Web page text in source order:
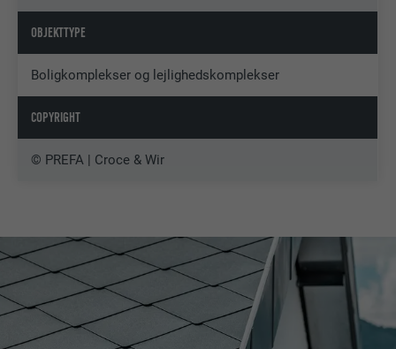
OBJEKTTYPE
Boligkomplekser og lejlighedskomplekser
COPYRIGHT
© PREFA | Croce & Wir